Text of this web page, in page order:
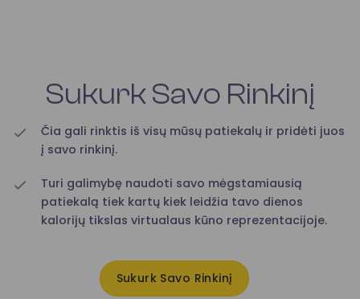
Sukurk Savo Rinkinį
Čia gali rinktis iš visų mūsų patiekalų ir pridėti juos
į savo rinkinį.
Turi galimybę naudoti savo mėgstamiausią
patiekalą tiek kartų kiek leidžia tavo dienos
kalorijų tikslas virtualaus kūno reprezentacijoje.
Sukurk Savo Rinkinį